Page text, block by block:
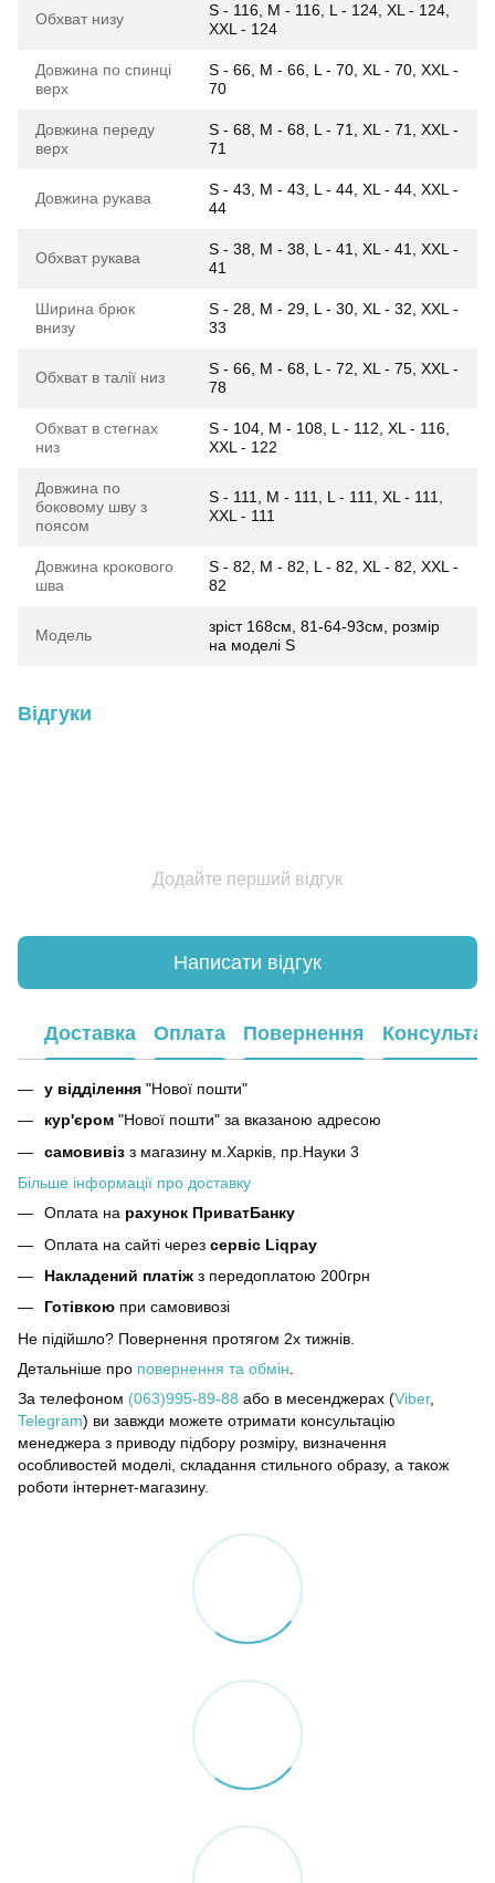
Обхват низу
S - 116, M - 116, L - 124, XL - 124,
XXL - 124
Довжина по спинці
верх
S - 66, M - 66, L - 70, XL - 70, XXL -
70
Довжина переду
верх
S - 68, M - 68, L - 71, XL - 71, XXL -
71
Довжина рукава
S - 43, M - 43, L - 44, XL - 44, XXL -
44
Обхват рукава
S - 38, M - 38, L - 41, XL - 41, XXL -
41
Ширина брюк
внизу
S - 28, M - 29, L - 30, XL - 32, XXL -
33
Обхват в талії низ
S - 66, M - 68, L - 72, XL - 75, XXL -
78
Обхват в стегнах
низ
S - 104, M - 108, L - 112, XL - 116,
XXL - 122
Довжина по
боковому шву з
поясом
S - 111, M - 111, L - 111, XL - 111,
XXL - 111
Довжина крокового
шва
S - 82, M - 82, L - 82, XL - 82, XXL -
82
Модель
зріст 168см, 81-64-93см, розмір
на моделі S
Відгуки
Додайте перший відгук
Написати відгук
Доставка Оплата Повернення
у відділення "Нової пошти"
кур'єром "Нової пошти" за вказаною адресою
самовивіз з магазину м.Харків, пр.Науки 3
Більше інформації про доставку
Оплата на рахунок ПриватБанку
Оплата на сайті через сервіс Liqpay
Накладений платіж з передоплатою 200грн
Готівкою при самовивозі
Не підійшло? Повернення протягом 2х тижнів.
Детальніше про повернення та обмін
За телефоном (063)995-89-88 або в месенджерах (Viber,
Telegram) ви завжди можете отримати консультацію
менеджера з приводу підбору розміру, визначення
особливостей моделі, складання стильного образу, а також
роботи інтернет-магазину.